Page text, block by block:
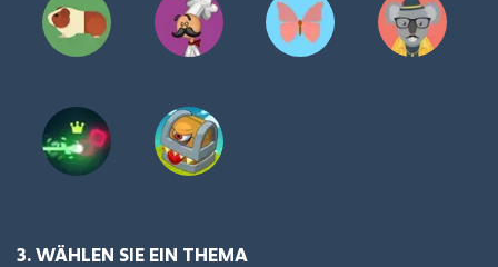
3. WÄHLEN SIE EIN THEMA